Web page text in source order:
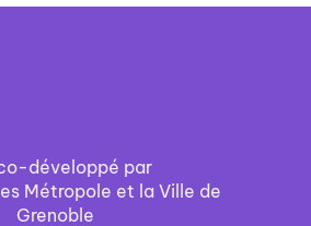
développé par
Métropole et la Ville de
Grenoble